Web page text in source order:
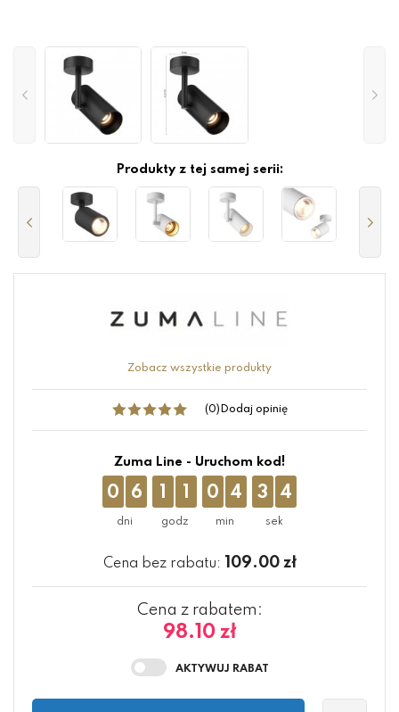
Produkty z tej samej serii:
Zobacz wszystkie produkty
(0) Dodaj opinię
Zuma Line - Uruchom kod!
0 6 1 1 0 4 3 4
Cena bez rabatu: 109.00 zł
Cena z rabatem:
98.10 zł